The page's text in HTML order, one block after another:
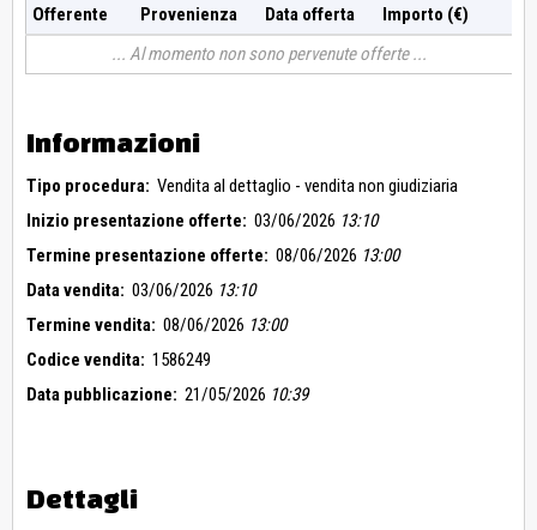
Offerente Provenienza Data offerta
Importo (€)
Al momento non sono pervenute offerte
Informazioni
Tipo procedura: Vendita al dettaglio - vendita non giudiziaria
Inizio presentazione offerte: 03/06/2026 13:10
Termine presentazione offerte: 08/06/2026 13:00
Data vendita: 03/06/2026 13:10
Termine vendita: 08/06/2026 13:00
Codice vendita: 1586249
Data pubblicazione: 21/05/2026 10:39
Dettagli